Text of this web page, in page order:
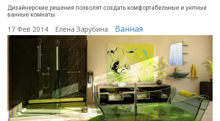
Дизайнерские решения позволят создать комфортабельные и уютные
ванные комнаты.
17 Фев 2014 Елена Зарубина Ванная